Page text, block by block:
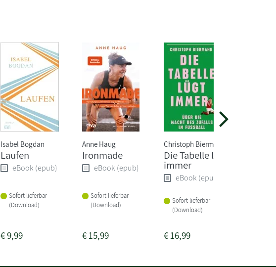
Isabel Bogdan
Laufen
eBook (epub)
Sofort lieferbar
(Download)
€9,99
Anne Haug
Ironmade
eBook (epub)
Sofort lieferbar
(Download)
€15,99
Christoph Biermann
Die Tabelle lügt
immer
eBook (epub)
Sofort lieferbar
(Download)
€16,99